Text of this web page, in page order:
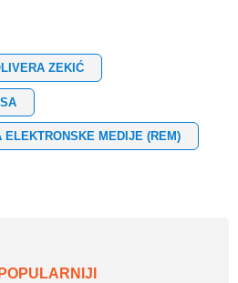
ZEKIĆ
ELEKTRONSKE MEDIJE (REM)